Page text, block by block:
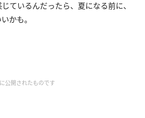
ているんだったら、夏になる前に、
かも。
公開されたものです